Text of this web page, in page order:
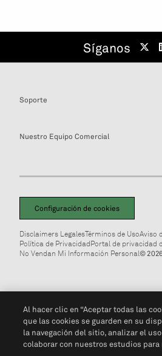
Síganos
Soporte
Nuestro Equipo Comercial
Configuración de cookies
Disclaimers LegalesTérminos de UsoAviso
Política de PrivacidadPortal de privacidad
No Vendan Mi Información Personal©
Al hacer clic en “Aceptar todas las
que las cookies se guarden en su
la navegación del sitio, analizar el
colaborar con nuestros estudios para